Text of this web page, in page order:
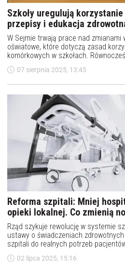
Szkoły uregulują
przepisy i edukacja
W Sejmie trwają prace nad zmianami
oświatowe, które dotyczą zasad
komórkowych w szkołach.
Narodowej zapowiada wprowadzenie
edukacji zdrowotnej – z elementami
07 sierpnia 2025, 13:45
Reforma szpitali: Mniej
opieki lokalnej. Co zmienią
Rząd szykuje rewolucję w systemie
ustawy o świadczeniach
szpitali do realnych potrzeb
hospitalizacje i wzmocnić lokalną
się zmieni już wkrótce.
02 lipca 2025, 15:16